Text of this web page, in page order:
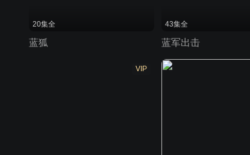
20集全
蓝狐
43集全
蓝军出击
VIP